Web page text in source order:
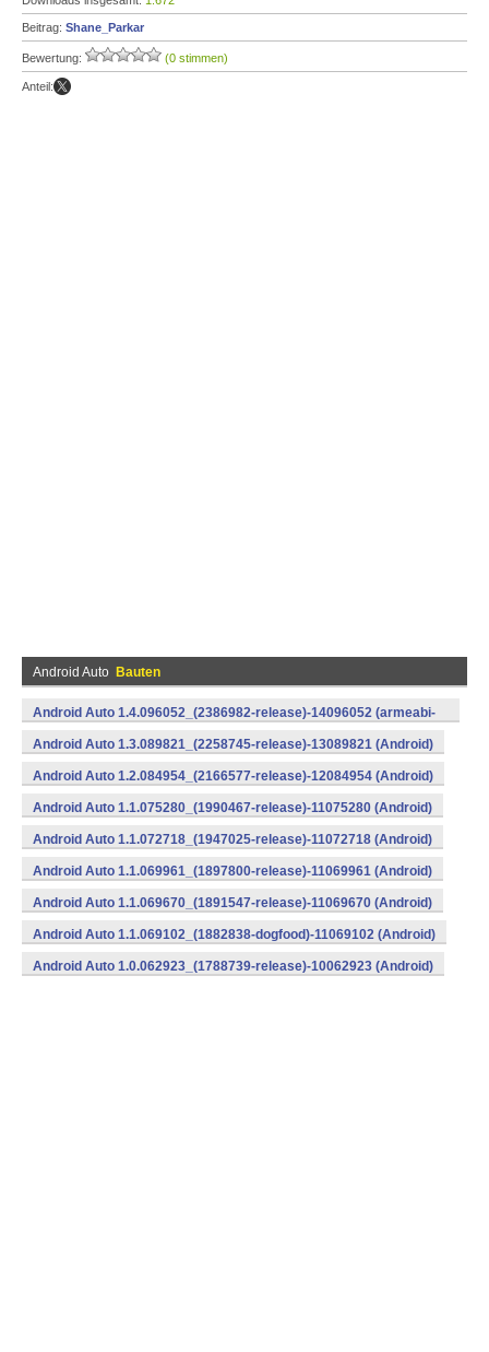
Beitrag: Shane_Parkar
Bewertung: (0 stimmen)
Anteil:
Android Auto Bauten
Android Auto 1.4.096052_(2386982-release)-14096052 (armeabi-
v7a) (Android)
Android Auto 1.3.089821_(2258745-release)-13089821 (Android)
Android Auto 1.2.084954_(2166577-release)-12084954 (Android)
Android Auto 1.1.075280_(1990467-release)-11075280 (Android)
Android Auto 1.1.072718_(1947025-release)-11072718 (Android)
Android Auto 1.1.069961_(1897800-release)-11069961 (Android)
Android Auto 1.1.069670_(1891547-release)-11069670 (Android)
Android Auto 1.1.069102_(1882838-dogfood)-11069102 (Android)
Android Auto 1.0.062923_(1788739-release)-10062923 (Android)